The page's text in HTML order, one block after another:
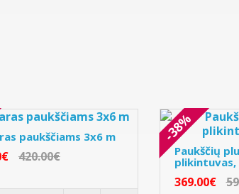
paukščiams 3x6 m
420.00€
-38%
Paukščių
plikintuvas,
369.00€